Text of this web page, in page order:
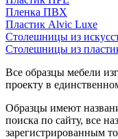
Пленка ПВХ
Пластик Alvic Luxe
Столешницы из
Столешницы из
Все образцы мебели
проекту в
Образцы имеют
поиска по сайту, все
зарегистрированным